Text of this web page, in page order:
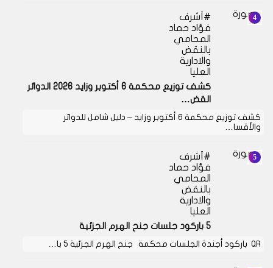
أشرف
فؤاد حماد
المحامي
بالنقض
والادارية
العليا
كشف توزيع محكمة 6 أكتوبر وزايد 2026 الدوائر
القض…
كشف توزيع محكمة 6 أكتوبر وزايد – دليل شامل للدوائر
والأقسا…
أشرف
فؤاد حماد
المحامي
بالنقض
والادارية
العليا
5 باركود جلسات جنح الهرم الجزئية
QR باركود أجندة الجلسات محكمة جنح الهرم الجزئية 5 با…